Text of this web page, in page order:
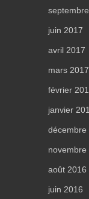
juin 2017
avril 2017
mars 2017
février
janvier
décembre
novembre
août 2016
juin 2016